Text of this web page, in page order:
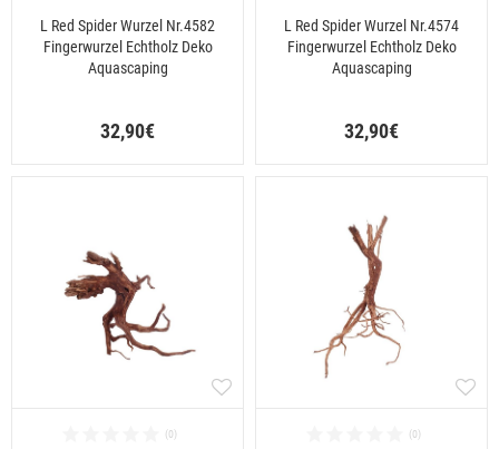
L Red Spider Wurzel Nr.4582
Fingerwurzel Echtholz Deko
Aquascaping
32,90€
L Red Spider Wurzel Nr.4574
Fingerwurzel Echtholz Deko
Aquascaping
32,90€